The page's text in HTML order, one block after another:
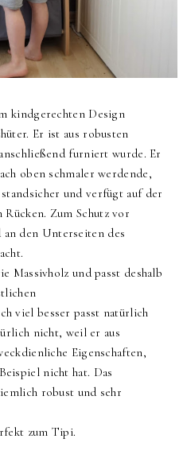
kindgerechten Design
Er ist aus robusten
furniert wurde. Er
oben schmaler werdende,
und verfügt auf der
Zum Schutz vor
den Unterseiten des
Massivholz und passt deshalb
viel besser passt natürlich
nicht, weil er aus
Eigenschaften,
nicht hat. Das
robust und sehr
zum Tipi.